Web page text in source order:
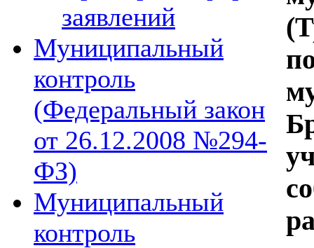
заявлений
Муниципальный
контроль
(Федеральный закон
от 26.12.2008 №294-
ФЗ)
Муниципальный
контроль